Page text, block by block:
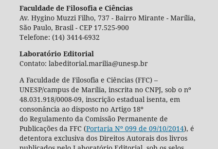
Faculdade de Filosofia e Ciências
Av. Hygino Muzzi Filho, 737 - Bairro Mirante - Marília,
São Paulo, Brasil - CEP 17.525-900
Telefone: (14) 3414-6932
Laboratório Editorial
Contato: labeditorial.marilia@unesp.br
A Faculdade de Filosofia e Ciências (FFC) –
UNESP/campus de Marília, inscrita no CNPJ, sob o nº
48.031.918/0008-09, inscrição estadual isenta, em
consonância ao disposto no Artigo 18º
do Regulamento da Comissão Permanente de
Publicações da FFC (Portaria Nº 099 de 09/10/2014), é
detentora exclusiva dos Direitos Autorais dos livros